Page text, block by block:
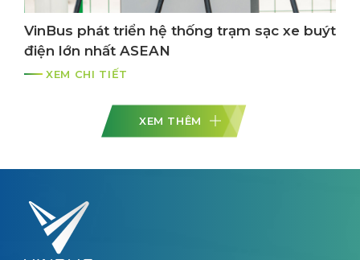
VinBus phát triển hệ thống trạm sạc xe buýt
điện lớn nhất ASEAN
XEM CHI TIẾT
XEM THÊM